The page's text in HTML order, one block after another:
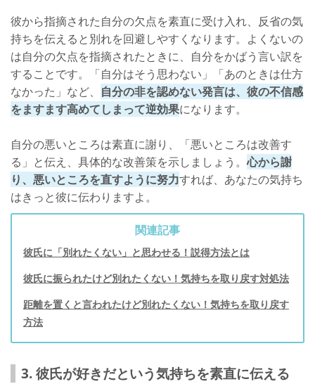
彼から指摘された自分の欠点を素直に受け入れ、反省の気
持ちを伝えると別れを回避しやすくなります。よくないの
は自分の欠点を指摘されたときに、自分をかばう言い訳を
することです。「自分はそう思わない」「あのときは仕方
なかった」など、 自分の非を認めない発言は、彼の不信感
をますます高めてしまって逆効果になります。
自分の悪いところは素直に謝り、「悪いところは改善す
る」と伝え、具体的な改善策を示しましょう。心から謝
り、悪いところを直すように努力すれば、あなたの気持ち
はきっと彼に伝わりますよ。
関連記事
彼氏に「別れたくない」と思わせる！説得方法とは
彼氏に振られたけど別れたくない！気持ちを取り戻す対処法
距離を置くと言われたけど別れたくない！気持ちを取り戻す
方法
3. 彼氏が好きだという気持ちを素直に伝える